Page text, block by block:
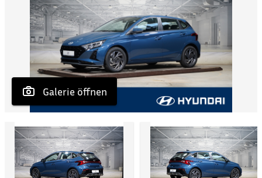
Galerie öffnen